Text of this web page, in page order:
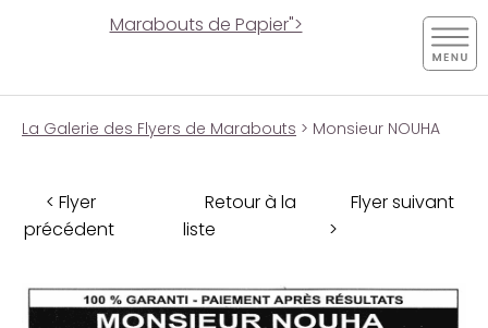
Marabouts de Papier">
La Galerie des Flyers de Marabouts > Monsieur NOUHA
< Flyer
précédent
Retour à la
liste
Flyer suivant
>